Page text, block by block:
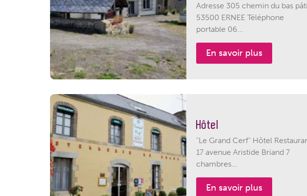
Adresse 305 chemin du bas
53500 ERNEE Téléphone
portable 06...
En savoir plus
Hôtel
"Le Grand Cerf" Hôtel
17 avenue Aristide Briand 7
chambres...
En savoir plus